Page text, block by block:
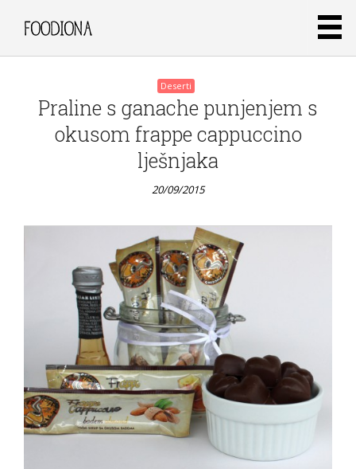
Deserti
Praline s ganache punjenjem s
okusom frappe cappuccino
lješnjaka
20/09/2015